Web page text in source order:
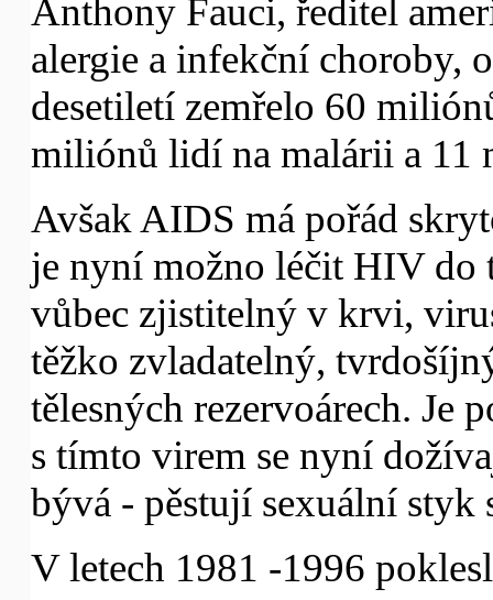
Anthony Fauci, ředitel
alergie a infekční choroby,
desetiletí zemřelo 60
miliónů lidí na malárii a
Avšak AIDS má pořád
je nyní možno léčit HIV do
vůbec zjistitelný v krvi,
těžko zvladatelný,
tělesných rezervoárech. Je
s tímto virem se nyní
bývá - pěstují sexuální
V letech 1981 -1996